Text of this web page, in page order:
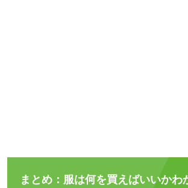
まとめ：服は何を買えばいいかわ